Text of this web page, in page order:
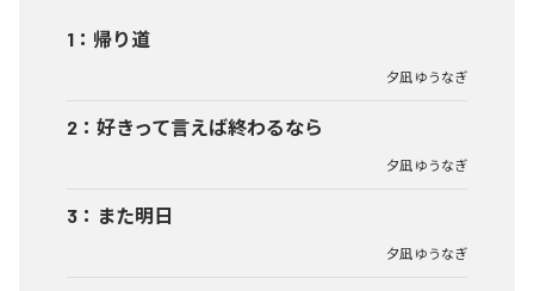
1 ： 帰り道
夕凪 ゆうなぎ
2 ： 好きって言えば終わるなら
夕凪 ゆうなぎ
3 ： また明日
夕凪 ゆうなぎ